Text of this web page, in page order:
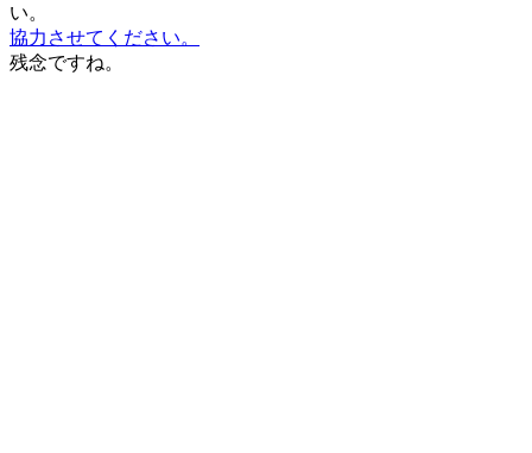
い。
協力させてください。
残念ですね。